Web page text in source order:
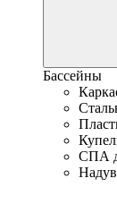
Бассейны
СПА